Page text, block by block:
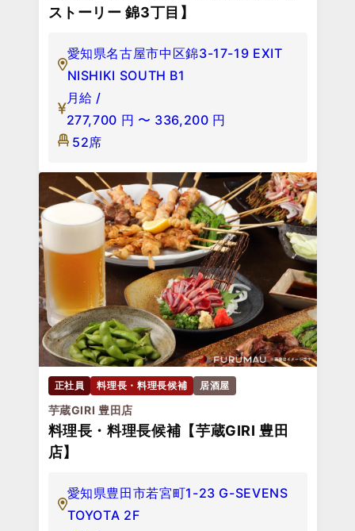
ストーリー 錦3丁目】
愛知県名古屋市中区錦3-17-19 EXIT
NISHIKI SOUTH B1
月給 /
277,700 円 〜 336,200 円
52席
正社員 料理長・料理長候補 居酒屋
芋蔵GIRI 豊田店
料理長・料理長候補【芋蔵GIRI 豊田
店】
愛知県豊田市若宮町1-23 G-SEVENS
TOYOTA 2F